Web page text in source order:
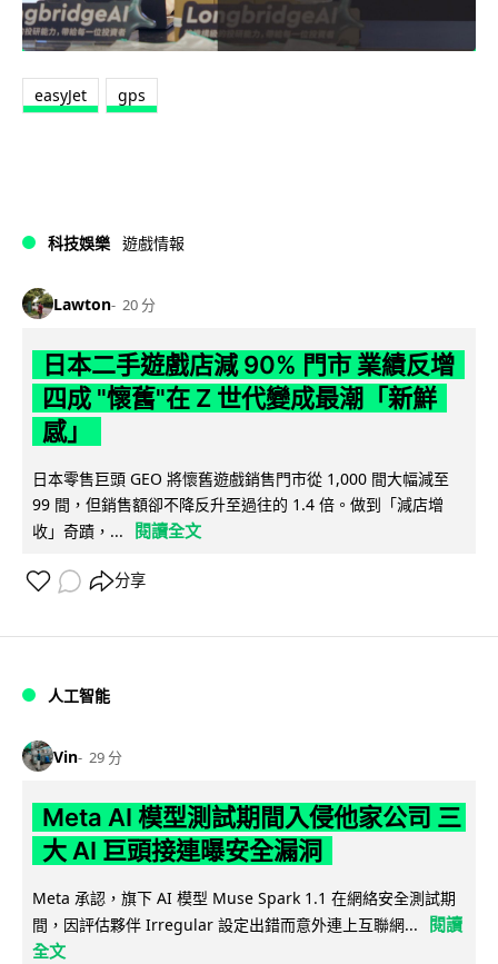
easyJet gps
科技娛樂 遊戲情報
Lawton 20 分
日本二手遊戲店減 90% 門市 業績反增
四成 "懷舊"在 Z 世代變成最潮「新鮮
感」
日本零售巨頭 GEO 將懷舊遊戲銷售門市從 1,000 間大幅減至
99 間，但銷售額卻不降反升至過往的 1.4 倍。做到「減店增
收」奇蹟，...
閱讀全文
分享
人工智能
Vin 29 分
Meta AI 模型測試期間入侵他家公司 三
大 AI 巨頭接連曝安全漏洞
Meta 承認，旗下 AI 模型 Muse Spark 1.1 在網絡安全測試期
間，因評估夥伴 Irregular 設定出錯而意外連上互聯網...
閱讀
全文